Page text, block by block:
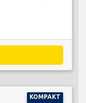
KOMPAKT